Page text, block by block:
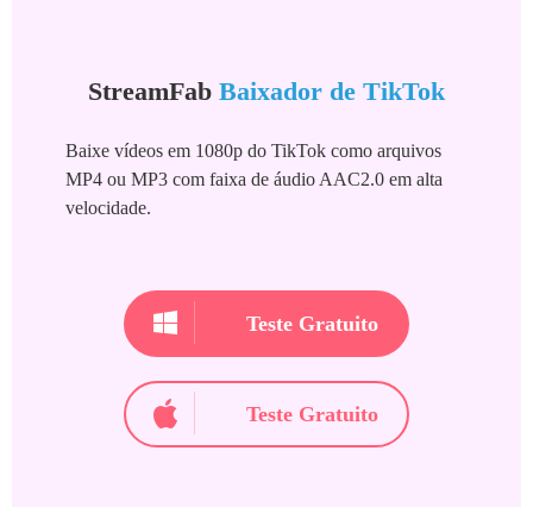
StreamFab Baixador de TikTok
Baixe vídeos em 1080p do TikTok como arquivos
MP4 ou MP3 com faixa de áudio AAC2.0 em alta
velocidade.
Teste Gratuito
Teste Gratuito